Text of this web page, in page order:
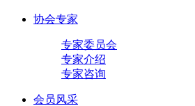
协会专家
专家委员会
专家介绍
专家咨询
会员风采